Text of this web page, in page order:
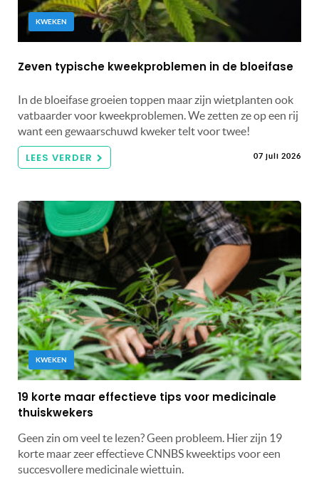
KWEKEN
Zeven typische kweekproblemen in de bloeifase
In de bloeifase groeien toppen maar zijn wietplanten ook
vatbaarder voor kweekproblemen. We zetten ze op een rij
want een gewaarschuwd kweker telt voor twee!
LEES VERDER 07 juli 2026
KWEKEN
19 korte maar effectieve tips voor medicinale
thuiskwekers
Geen zin om veel te lezen? Geen probleem. Hier zijn 19
korte maar zeer effectieve CNNBS kweektips voor een
succesvollere medicinale wiettuin.